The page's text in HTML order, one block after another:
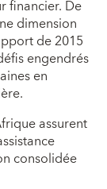
financier. De
dimension
de 2015
engendrés
en
assurent
consolidée